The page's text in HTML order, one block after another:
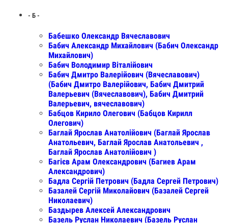
- Б -
Бабешко Олександр Вячеславович
Бабич Александр Михайлович (Бабич Олександр
Михайлович)
Бабич Володимир Віталійович
Бабич Дмитро Валерійович (Вячеславович)
(Бабич Дмитро Валерійович, Бабич Дмитрий
Валерьевич (Вячеславович), Бабич Дмитрий
Валерьевич, вячеславович)
Бабцов Кирило Олегович (Бабцов Кирилл
Олегович)
Баглай Ярослав Анатолійович (Баглай Ярослав
Анатольевич, Баглай Ярослав Анатольевич ,
Баглай Ярослав Анатолійович )
Багієв Арам Олександрович (Багиев Арам
Александрович)
Бадла Сергій Петрович (Бадла Сергей Петрович)
Базалей Сергій Миколайович (Базалей Сергей
Николаевич)
Баздырев Алексей Александрович
Базель Руслан Николаевич (Базель Руслан